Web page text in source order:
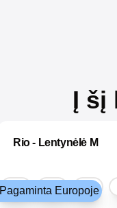
Į šį
Rio - Lentynėlė M
Pagaminta Europoje